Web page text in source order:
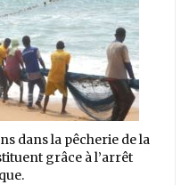
dans la pêcherie de la
grâce à l’arrêt